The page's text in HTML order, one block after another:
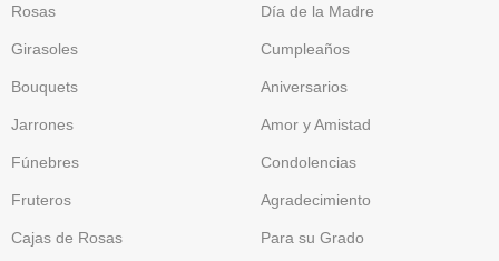
Rosas
Girasoles
Bouquets
Jarrones
Fúnebres
Fruteros
Cajas de Rosas
Día de la Madre
Cumpleaños
Aniversarios
Amor y Amistad
Condolencias
Agradecimiento
Para su Grado